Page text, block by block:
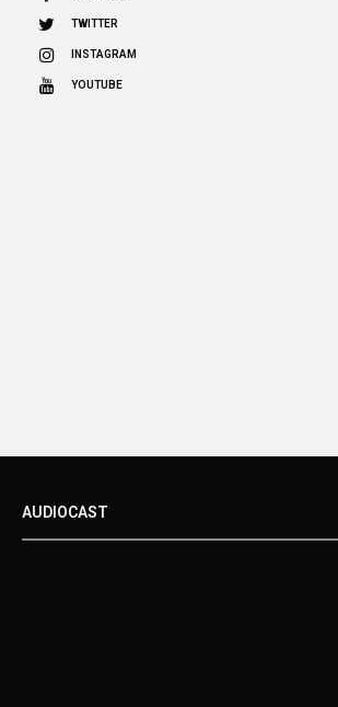
TWITTER
INSTAGRAM
YOUTUBE
AUDIOCAST